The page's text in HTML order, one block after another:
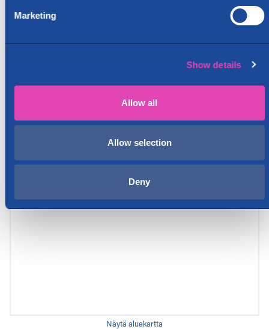
Marketing
Show details
Allow all
Allow selection
Deny
Näytä aluekartta